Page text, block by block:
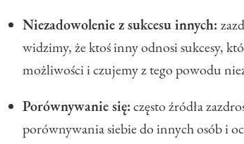
Niezadowolenie z sukcesu innych:
widzimy, że ktoś inny odnosi sukcesy,
możliwości i czujemy z tego powodu
Porównywanie się:często źródła
porównywania siebie do innych osób i